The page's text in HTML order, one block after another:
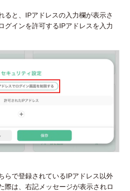
と、IPアドレスの入力欄が表示さ
グインを許可するIPアドレスを入力
らで登録されているIPアドレス以外
際は、右記メッセージが表示されロ